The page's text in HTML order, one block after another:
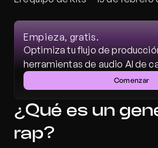
¿Qué es un
rap?
Empieza, gratis.
Optimiza tu flujo de
herramientas de audio AI de
Comenzar